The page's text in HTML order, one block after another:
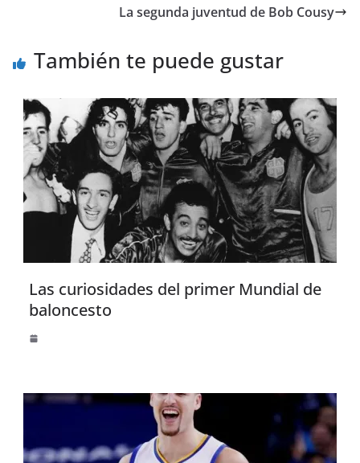
La segunda juventud de Bob Cousy
También te puede gustar
Las curiosidades del primer Mundial de
baloncesto